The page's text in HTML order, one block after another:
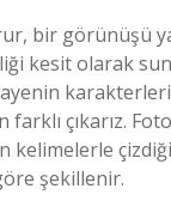
bir görünüşü
kesit olarak
çıkarız.
kelimelerle
şekillenir.